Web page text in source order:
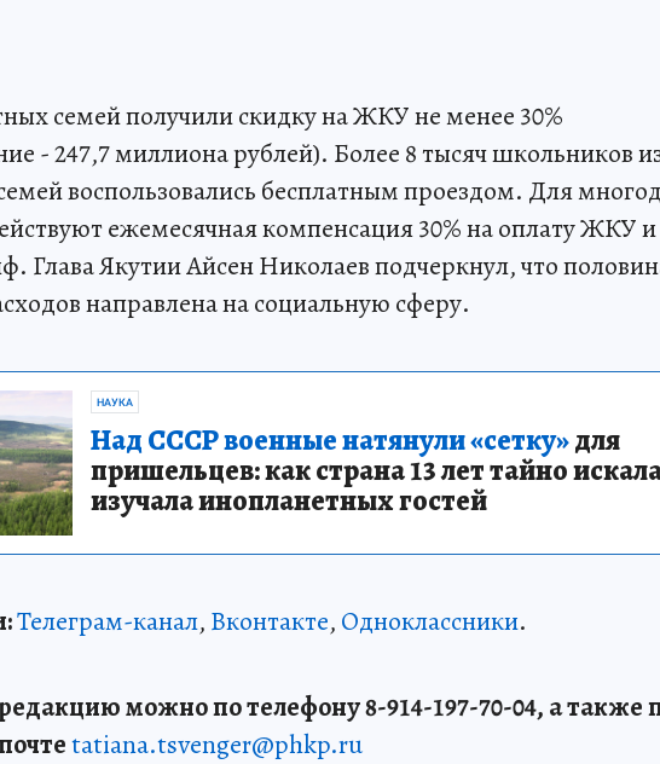
семей получили скидку на ЖКУ не менее 30%
- 247,7 миллиона рублей). Более 8 тысяч школьников
воспользовались бесплатным проездом. Для
ежемесячная компенсация 30% на оплату ЖКУ и
Глава Якутии Айсен Николаев подчеркнул, что
направлена на социальную сферу.
НАУКА
Над СССР военные натянули «сетку»для
пришельцев: как страна 13 лет тайно
изучала инопланетных гостей
Телеграм-канал, Вконтакте, Одноклассники.
можно по телефону 8-914-197-70-04, а также
tatiana.tsvenger@phkp.ru